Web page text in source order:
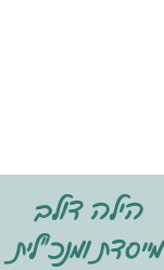
הילה דולב
מייסדת ומנכ"לית